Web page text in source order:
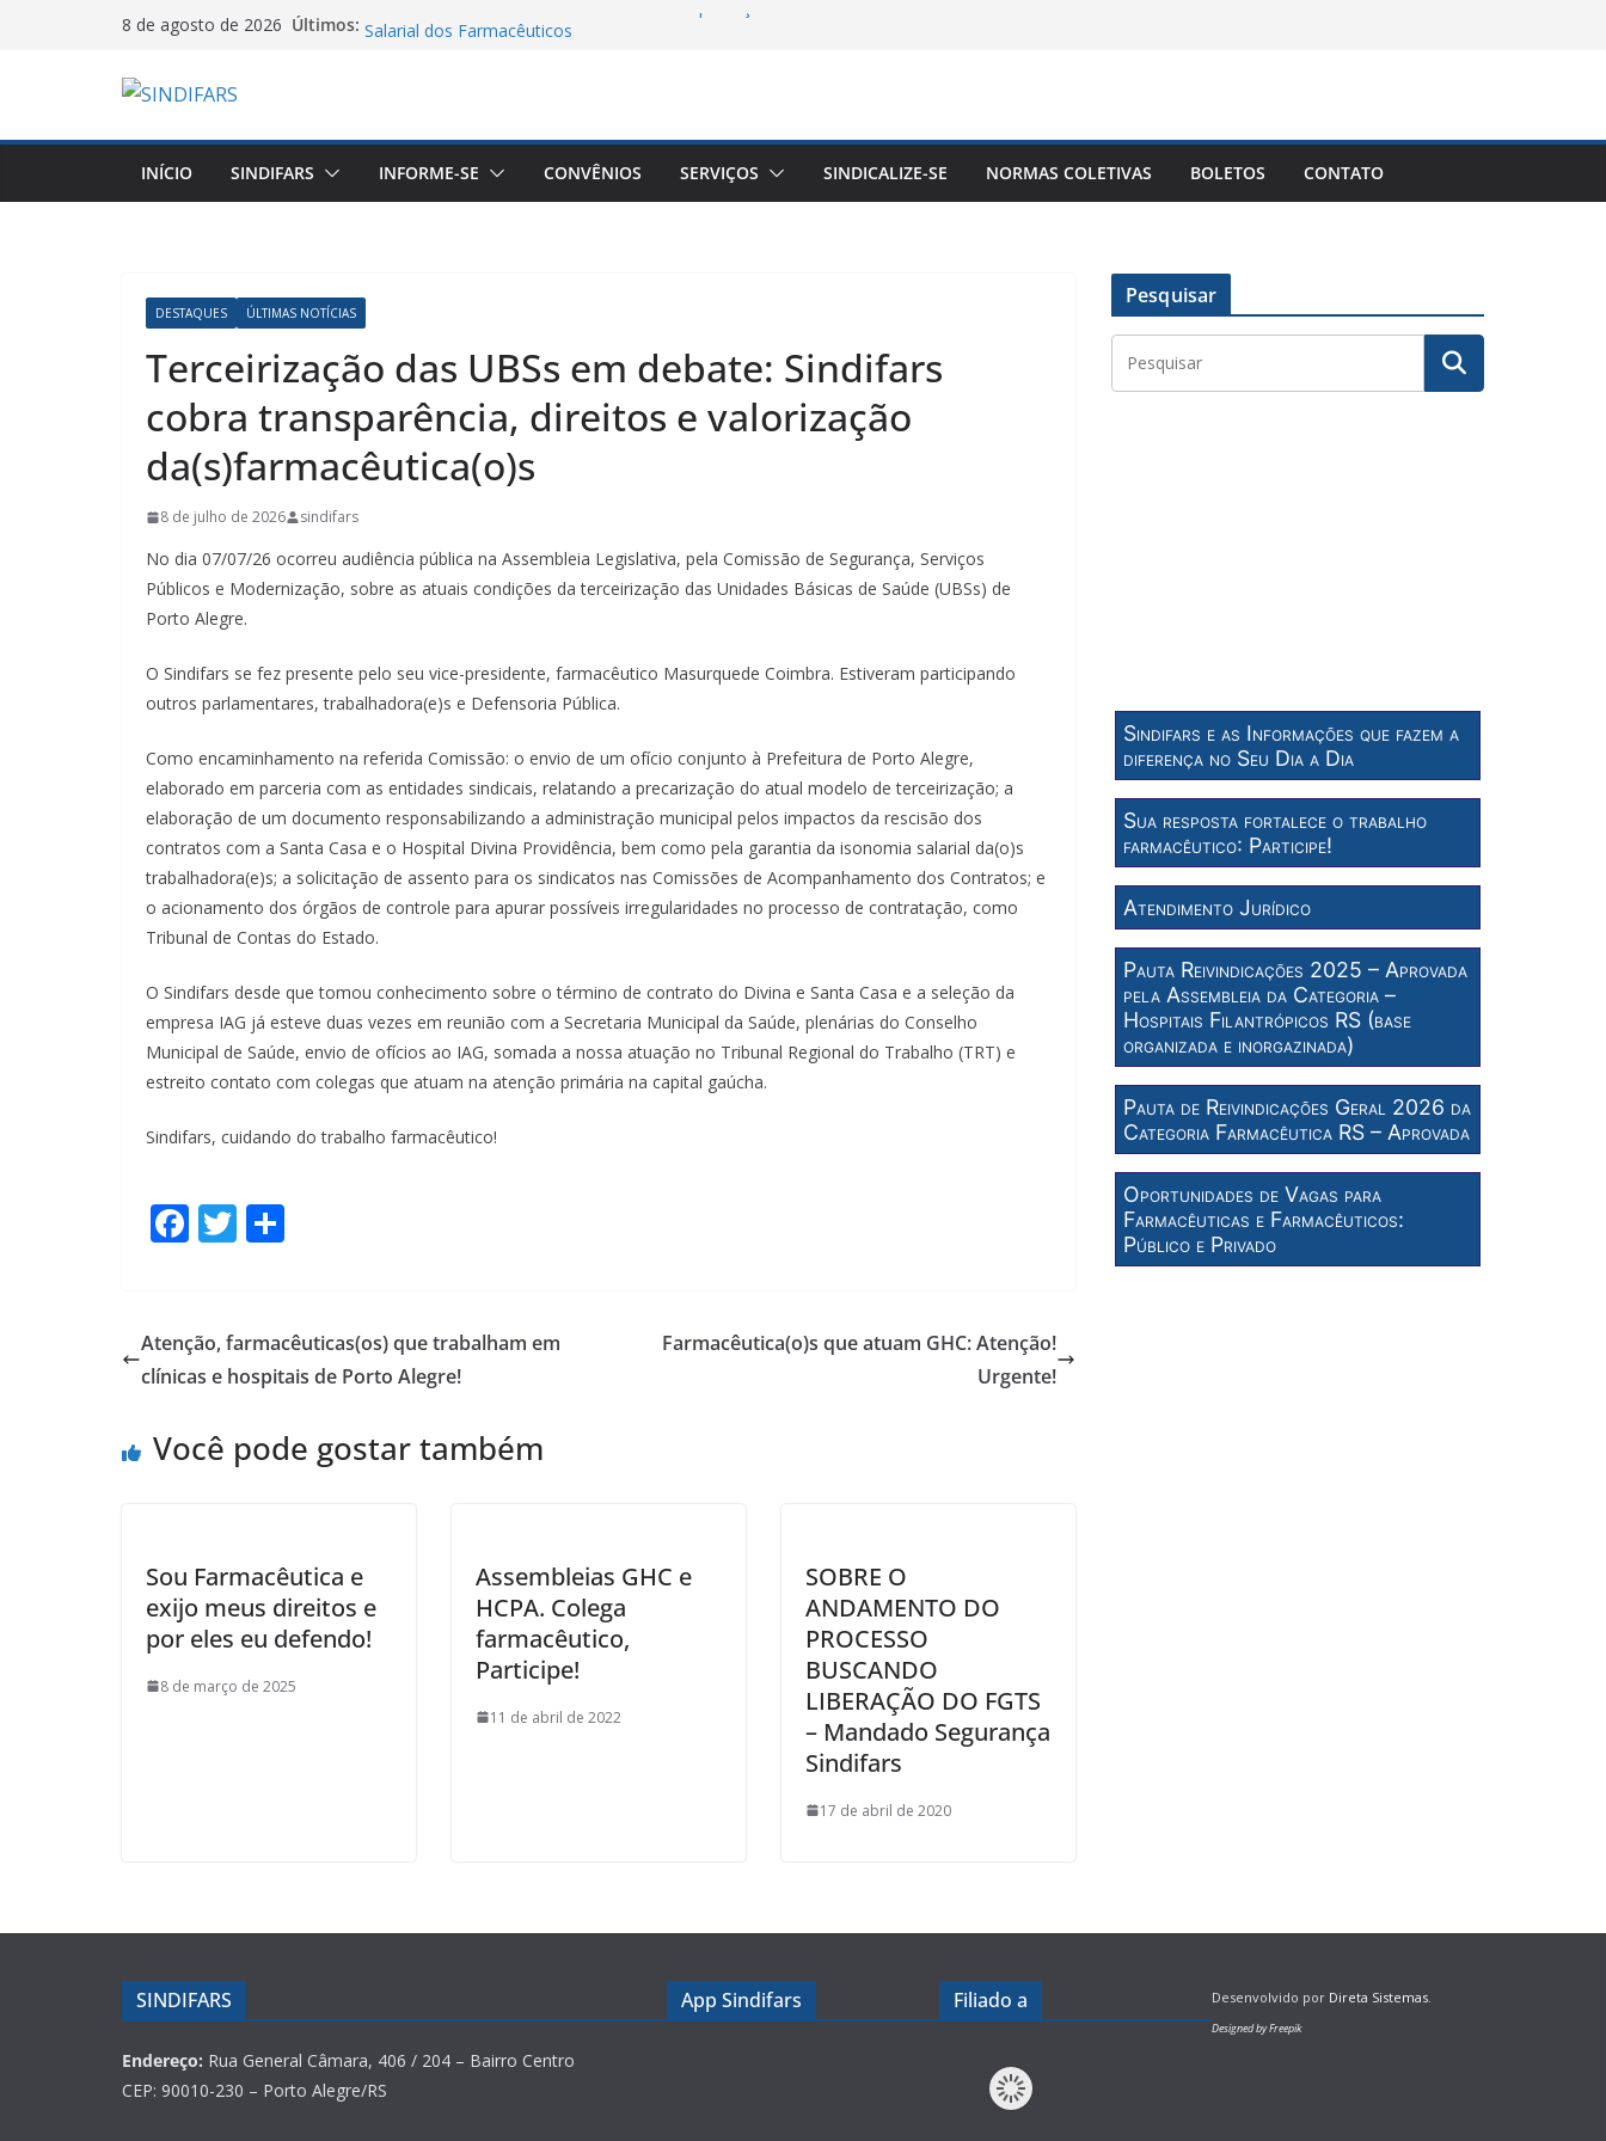
8 de agosto de 2026 Últimos:
Manifesto dos Farmacêuticos do Brasil a Aprovação do Piso
Salarial dos Farmacêuticos
Farmácia Pela Reconstrução da ENEFAR!
06/08/26 – Assembleia Remota Conjunta Sindifars e Sergs –
VA GHC
Jornal do DCE – 2026/2
INÍCIO SINDIFARS INFORME-SE CONVÊNIOS SERVIÇOS SINDICALIZE-SE NORMAS COLETIVAS BOLETOS CONTATO
DESTAQUES ÚLTIMAS NOTÍCIAS
Terceirização das UBSs em debate: Sindifars
cobra transparência, direitos e valorização
da(s)farmacêutica(o)s
8 de julho de 2026 sindifars
No dia 07/07/26 ocorreu audiência pública na Assembleia Legislativa, pela Comissão de Segurança, Serviços
Públicos e Modernização, sobre as atuais condições da terceirização das Unidades Básicas de Saúde (UBSs) de
Porto Alegre.
O Sindifars se fez presente pelo seu vice-presidente, farmacêutico Masurquede Coimbra. Estiveram participando
outros parlamentares, trabalhadora(e)s e Defensoria Pública.
Como encaminhamento na referida Comissão: o envio de um ofício conjunto à Prefeitura de Porto Alegre,
elaborado em parceria com as entidades sindicais, relatando a precarização do atual modelo de terceirização; a
elaboração de um documento responsabilizando a administração municipal pelos impactos da rescisão dos
contratos com a Santa Casa e o Hospital Divina Providência, bem como pela garantia da isonomia salarial da(o)s
trabalhadora(e)s; a solicitação de assento para os sindicatos nas Comissões de Acompanhamento dos Contratos; e
o acionamento dos órgãos de controle para apurar possíveis irregularidades no processo de contratação, como
Tribunal de Contas do Estado.
O Sindifars desde que tomou conhecimento sobre o término de contrato do Divina e Santa Casa e a seleção da
empresa IAG já esteve duas vezes em reunião com a Secretaria Municipal da Saúde, plenárias do Conselho
Municipal de Saúde, envio de ofícios ao IAG, somada a nossa atuação no Tribunal Regional do Trabalho (TRT) e
estreito contato com colegas que atuam na atenção primária na capital gaúcha.
Sindifars, cuidando do trabalho farmacêutico!
F
b
o
k
T
er e
Atenção, farmacêuticas(os) que trabalham em
clínicas e hospitais de Porto Alegre!
Farmacêutica(o)s que atuam GHC: Atenção!
Urgente!
Você pode gostar também
Sou Farmacêutica e
exijo meus direitos e
por eles eu defendo!
8 de março de 2025
Assembleias GHC e
HCPA. Colega
farmacêutico,
Participe!
11 de abril de 2022
SOBRE O
ANDAMENTO DO
PROCESSO
BUSCANDO
LIBERAÇÃO DO FGTS
– Mandado Segurança
Sindifars
17 de abril de 2020
Pesquisar
Sindifars e as Informações que fazem a
diferença no Seu Dia a Dia
Sua resposta fortalece o trabalho
farmacêutico: Participe!
Atendimento Jurídico
Pauta Reivindicações 2025 – Aprovada
pela Assembleia da Categoria –
Hospitais Filantrópicos RS (base
organizada e inorgazinada)
Pauta de Reivindicações Geral 2026 da
Categoria Farmacêutica RS – Aprovada
Oportunidades de Vagas para
Farmacêuticas e Farmacêuticos:
Público e Privado
SINDIFARS
Endereço: Rua General Câmara, 406 / 204 – Bairro Centro
CEP: 90010-230 – Porto Alegre/RS
App Sindifars Filiado a Desenvolvido por Direta Sistemas.
Designed by Freepik